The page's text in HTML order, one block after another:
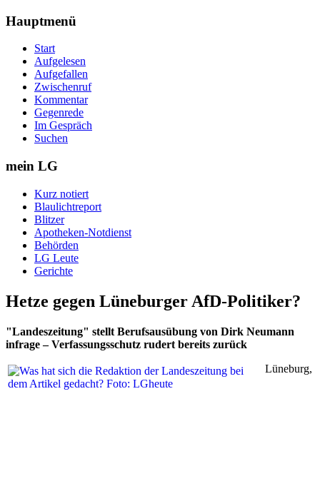
Hauptmenü
Start
Aufgelesen
Aufgefallen
Zwischenruf
Kommentar
Gegenrede
Im Gespräch
Suchen
mein LG
Kurz notiert
Blaulichtreport
Blitzer
Apotheken-Notdienst
Behörden
LG Leute
Gerichte
Hetze gegen Lüneburger AfD-Politiker?
"Landeszeitung" stellt Berufsausübung von Dirk Neumann
infrage – Verfassungsschutz rudert bereits zurück
Lüneburg,